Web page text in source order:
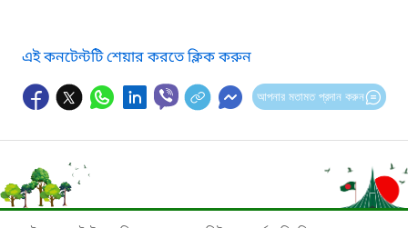
এই কনটেন্টটি শেয়ার করতে ক্লিক করুন
আপনার মতামত প্রদান করুন